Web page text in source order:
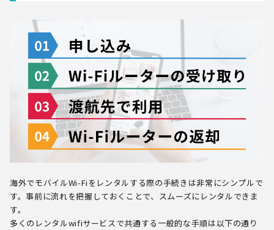
海外でモバイルWi-Fiをレンタルする際の手続きは非常にシンプルで
す。事前に流れを把握しておくことで、スムーズにレンタルできま
す。
多くのレンタルwifiサービスで共通する一般的な手順は以下の通り